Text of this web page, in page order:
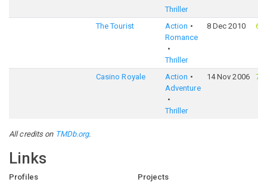
Thriller
The Tourist
Action
Romance
Thriller
8 Dec 2010
Casino Royale
Action
Adventure
Thriller
14 Nov 2006
All credits on TMDb.org.
Links
Profiles
Projects